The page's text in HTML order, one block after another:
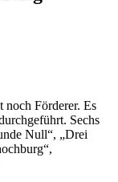
noch Förderer. Es
Sechs
Null“, „Drei